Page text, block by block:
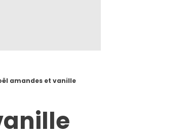
amandes et vanille